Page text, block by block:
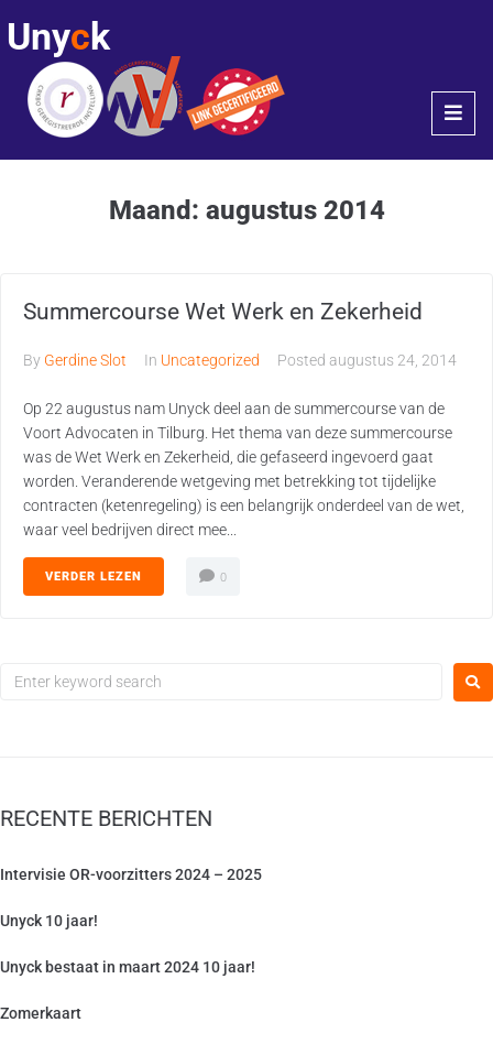
Unyck
Maand: augustus 2014
Summercourse Wet Werk en Zekerheid
By Gerdine Slot In Uncategorized Posted augustus 24, 2014
Op 22 augustus nam Unyck deel aan de summercourse van de
Voort Advocaten in Tilburg. Het thema van deze summercourse
was de Wet Werk en Zekerheid, die gefaseerd ingevoerd gaat
worden. Veranderende wetgeving met betrekking tot tijdelijke
contracten (ketenregeling) is een belangrijk onderdeel van de wet,
waar veel bedrijven direct mee...
VERDER LEZEN 0
RECENTE BERICHTEN
Intervisie OR-voorzitters 2024 – 2025
Unyck 10 jaar!
Unyck bestaat in maart 2024 10 jaar!
Zomerkaart